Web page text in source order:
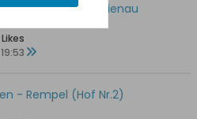
Friedhof in Marienau
19:53
- Rempel (Hof Nr.2)